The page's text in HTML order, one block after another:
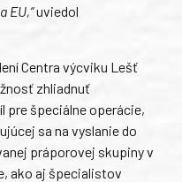
EU,“uviedol
Centra výcviku Lešť
zhliadnuť
pre špeciálne operácie,
sa na vyslanie do
práporovej skupiny v
ako aj špecialistov